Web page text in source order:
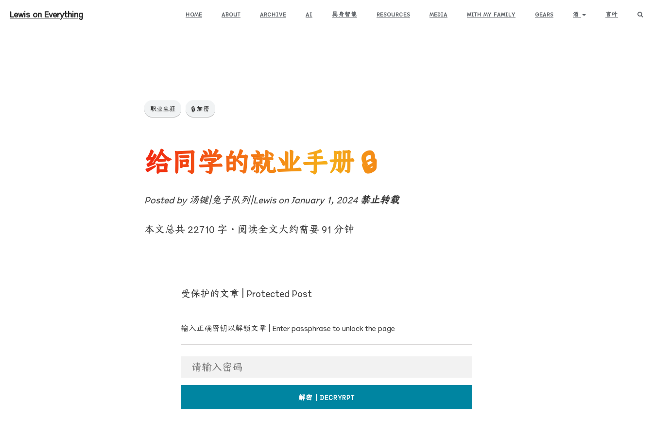
Lewis on Everything HOME ABOUT ARCHIVE AI 具身智能 RESOURCES MEDIA WITH MY FAMILY GEARS 酒 言叶
职业生涯 🔒 加密
给同学的就业手册 🔒
Posted by 汤键|兔子队列|Lewis on January 1, 2024 禁止转载
本文总共 22710 字 · 阅读全文大约需要 91 分钟
受保护的文章 | Protected Post
输入正确密钥以解锁文章 | Enter passphrase to unlock the page
解密 | DECRYRPT